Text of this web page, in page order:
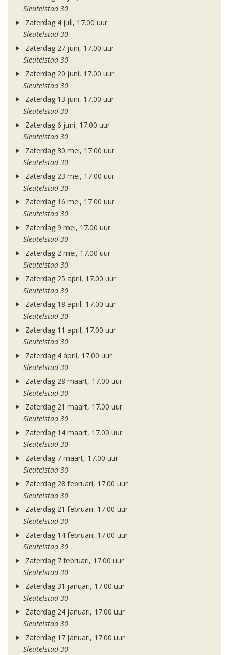
Sleutelstad 30
Zaterdag 4 juli, 17.00 uur
Sleutelstad 30
Zaterdag 27 juni, 17.00 uur
Sleutelstad 30
Zaterdag 20 juni, 17.00 uur
Sleutelstad 30
Zaterdag 13 juni, 17.00 uur
Sleutelstad 30
Zaterdag 6 juni, 17.00 uur
Sleutelstad 30
Zaterdag 30 mei, 17.00 uur
Sleutelstad 30
Zaterdag 23 mei, 17.00 uur
Sleutelstad 30
Zaterdag 16 mei, 17.00 uur
Sleutelstad 30
Zaterdag 9 mei, 17.00 uur
Sleutelstad 30
Zaterdag 2 mei, 17.00 uur
Sleutelstad 30
Zaterdag 25 april, 17.00 uur
Sleutelstad 30
Zaterdag 18 april, 17.00 uur
Sleutelstad 30
Zaterdag 11 april, 17.00 uur
Sleutelstad 30
Zaterdag 4 april, 17.00 uur
Sleutelstad 30
Zaterdag 28 maart, 17.00 uur
Sleutelstad 30
Zaterdag 21 maart, 17.00 uur
Sleutelstad 30
Zaterdag 14 maart, 17.00 uur
Sleutelstad 30
Zaterdag 7 maart, 17.00 uur
Sleutelstad 30
Zaterdag 28 februari, 17.00 uur
Sleutelstad 30
Zaterdag 21 februari, 17.00 uur
Sleutelstad 30
Zaterdag 14 februari, 17.00 uur
Sleutelstad 30
Zaterdag 7 februari, 17.00 uur
Sleutelstad 30
Zaterdag 31 januari, 17.00 uur
Sleutelstad 30
Zaterdag 24 januari, 17.00 uur
Sleutelstad 30
Zaterdag 17 januari, 17.00 uur
Sleutelstad 30